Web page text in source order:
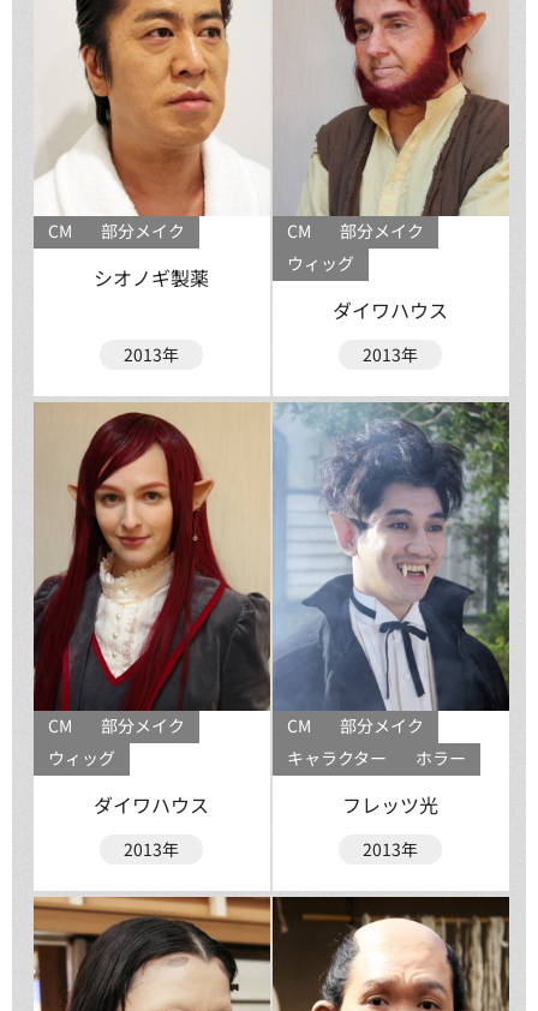
CM 部分メイク
シオノギ製薬
2013年
CM
部分メイク
ウィッグ
ダイワハウス
2013年
CM
部分メイク
ウィッグ
ダイワハウス
2013年
CM
部分メイク
キャラクター
ホラー
フレッツ光
2013年